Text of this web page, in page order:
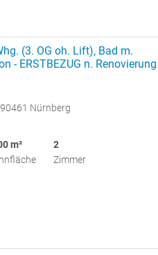
(3. OG oh. Lift), Bad m.
- ERSTBEZUG n. Renovierung
Nürnberg
m²
2
Zimmer